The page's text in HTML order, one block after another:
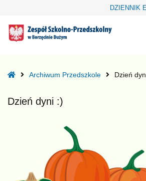
dyni
DZIENNIK
HomeArchiwum Przedszkole Dzień
Dzień dyni :)